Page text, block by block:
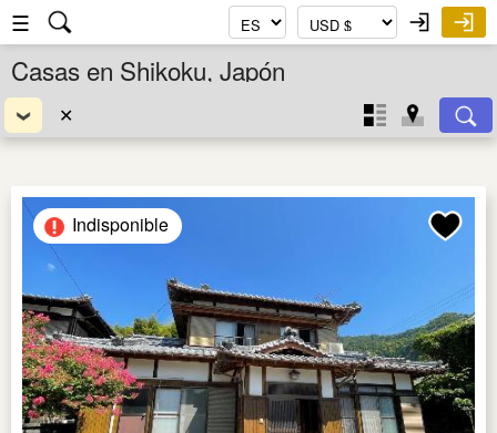
☰
Casas en Shikoku, Japón
✕
Indisponible